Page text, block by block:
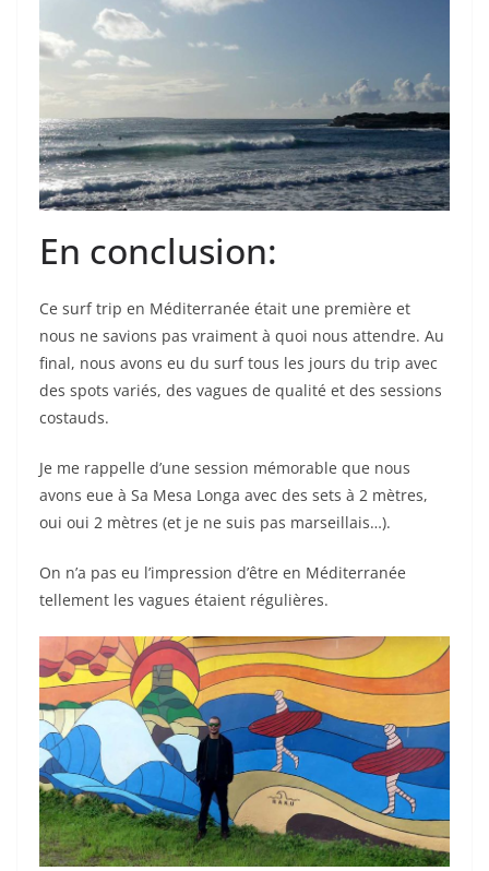
En conclusion:
Ce surf trip en Méditerranée était une première et
nous ne savions pas vraiment à quoi nous attendre. Au
final, nous avons eu du surf tous les jours du trip avec
des spots variés, des vagues de qualité et des sessions
costauds.
Je me rappelle d’une session mémorable que nous
avons eue à Sa Mesa Longa avec des sets à 2 mètres,
oui oui 2 mètres (et je ne suis pas marseillais…).
On n’a pas eu l’impression d’être en Méditerranée
tellement les vagues étaient régulières.